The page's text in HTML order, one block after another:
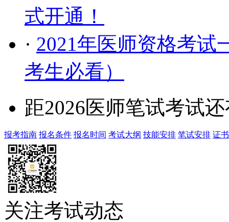
式开通！
· 2021年医师资格考试
考生必看）
距2026医师笔试考试
报考指南 报名条件 报名时间 考试大纲 技能安排 笔试安排 证
关注考试动态